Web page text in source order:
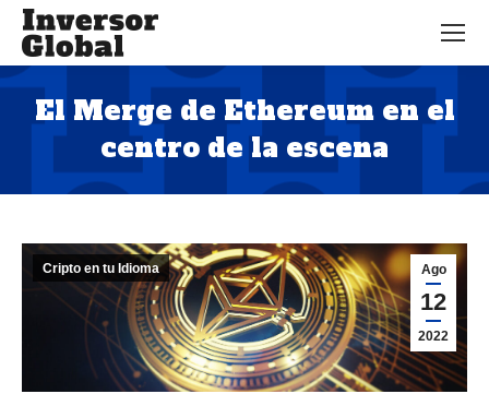
El Merge de Ethereum en el
centro de la escena
Estás aquí:
Ago
12
2022
Cripto en tu Idioma